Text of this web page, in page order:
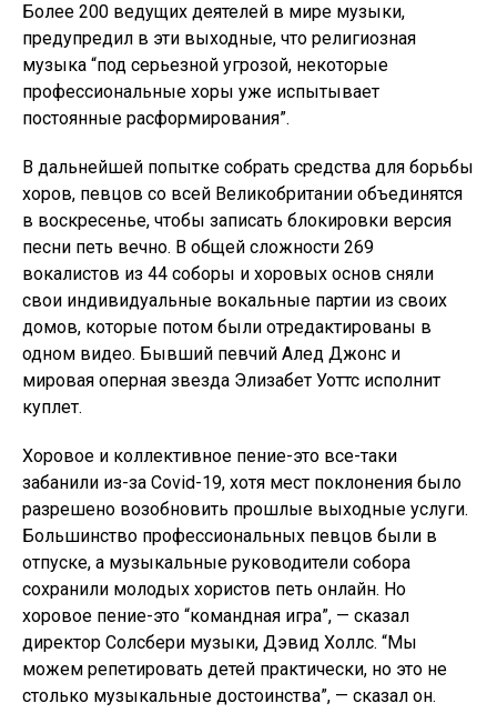
Более 200 ведущих деятелей в мире музыки,
предупредил в эти выходные, что религиозная
музыка “под серьезной угрозой, некоторые
профессиональные хоры уже испытывает
постоянные расформирования”.
В дальнейшей попытке собрать средства для борьбы
хоров, певцов со всей Великобритании объединятся
в воскресенье, чтобы записать блокировки версия
песни петь вечно. В общей сложности 269
вокалистов из 44 соборы и хоровых основ сняли
свои индивидуальные вокальные партии из своих
домов, которые потом были отредактированы в
одном видео. Бывший певчий Алед Джонс и
мировая оперная звезда Элизабет Уоттс исполнит
куплет.
Хоровое и коллективное пение-это все-таки
забанили из-за Covid-19, хотя мест поклонения было
разрешено возобновить прошлые выходные услуги.
Большинство профессиональных певцов были в
отпуске, а музыкальные руководители собора
сохранили молодых хористов петь онлайн. Но
хоровое пение-это “командная игра”, — сказал
директор Солсбери музыки, Дэвид Холлс. “Мы
можем репетировать детей практически, но это не
столько музыкальные достоинства”, — сказал он.